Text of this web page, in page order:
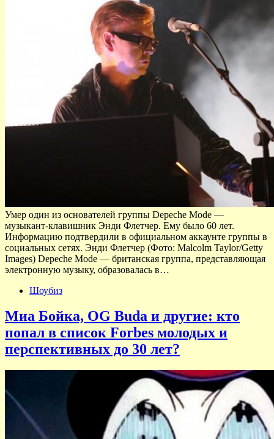
Умер один из основателей группы Depeche Mode —
музыкант-клавишник Энди Флетчер. Ему было 60 лет.
Информацию подтвердили в официальном аккаунте группы в
социальных сетях. Энди Флетчер (Фото: Malcolm Taylor/Getty
Images) Depeche Mode — британская группа, представляющая
электронную музыку, образовалась в…
Шоубиз
Миа Бойка, OG Buda и другие: кто
попал в список Forbes молодых и
перспективных до 30 лет?